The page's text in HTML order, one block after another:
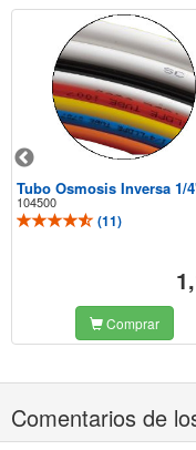
Tubo Osmosis Inversa 1/
104500
(11)
Comprar
Comentarios de